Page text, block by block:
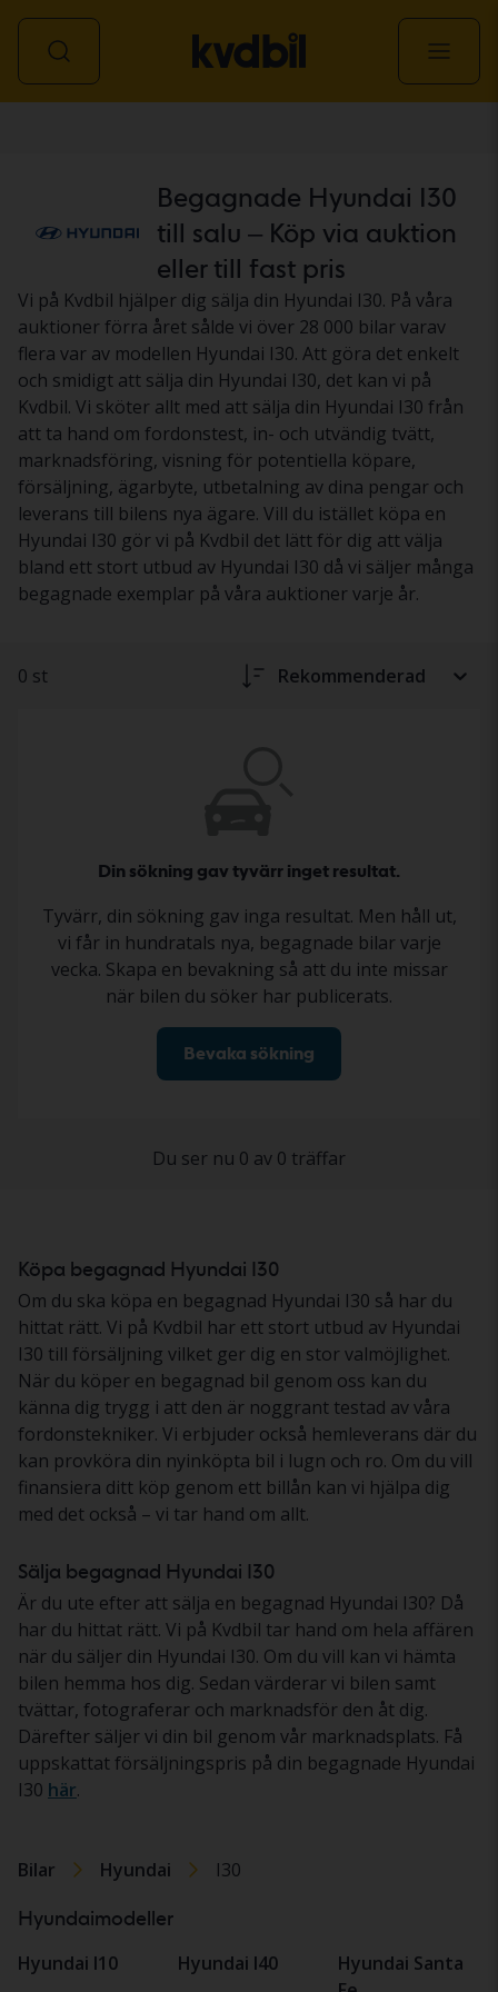
Begagnade Hyundai I30
till salu – Köp via auktion
eller till fast pris
Vi på Kvdbil hjälper dig sälja din Hyundai I30. På våra
auktioner förra året sålde vi över 28 000 bilar varav
flera var av modellen Hyundai I30. Att göra det enkelt
och smidigt att sälja din Hyundai I30, det kan vi på
Kvdbil. Vi sköter allt med att sälja din Hyundai I30 från
att ta hand om fordonstest, in- och utvändig tvätt,
marknadsföring, visning för potentiella köpare,
försäljning, ägarbyte, utbetalning av dina pengar och
leverans till bilens nya ägare. Vill du istället köpa en
Hyundai I30 gör vi på Kvdbil det lätt för dig att välja
bland ett stort utbud av Hyundai I30 då vi säljer många
begagnade exemplar på våra auktioner varje år.
0 st Rekommenderad
Din sökning gav tyvärr inget resultat.
Tyvärr, din sökning gav inga resultat. Men håll ut,
vi får in hundratals nya, begagnade bilar varje
vecka. Skapa en bevakning så att du inte missar
när bilen du söker har publicerats.
Bevaka sökning
Du ser nu 0 av 0 träffar
Köpa begagnad Hyundai I30
Om du ska köpa en begagnad Hyundai I30 så har du
hittat rätt. Vi på Kvdbil har ett stort utbud av Hyundai
I30 till försäljning vilket ger dig en stor valmöjlighet.
När du köper en begagnad bil genom oss kan du
känna dig trygg i att den är noggrant testad av våra
fordonstekniker. Vi erbjuder också hemleverans där du
kan provköra din nyinköpta bil i lugn och ro. Om du vill
finansiera ditt köp genom ett billån kan vi hjälpa dig
med det också – vi tar hand om allt.
Sälja begagnad Hyundai I30
Är du ute efter att sälja en begagnad Hyundai I30? Då
har du hittat rätt. Vi på Kvdbil tar hand om hela affären
när du säljer din Hyundai I30. Om du vill kan vi hämta
bilen hemma hos dig. Sedan värderar vi bilen samt
tvättar, fotograferar och marknadsför den åt dig.
Därefter säljer vi din bil genom vår marknadsplats. Få
uppskattat försäljningspris på din begagnade Hyundai
I30 här.
Bilar Hyundai I30
Hyundaimodeller
Hyundai I10 Hyundai I40
Hyundai Santa